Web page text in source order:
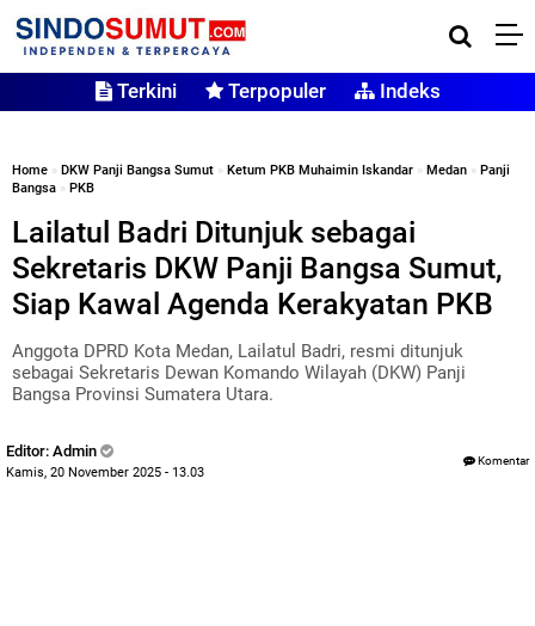
Terkini Terpopuler Indeks
Home » DKW Panji Bangsa Sumut » Ketum PKB Muhaimin Iskandar » Medan » Panji
Bangsa » PKB
Lailatul Badri Ditunjuk sebagai
Sekretaris DKW Panji Bangsa Sumut,
Siap Kawal Agenda Kerakyatan PKB
Anggota DPRD Kota Medan, Lailatul Badri, resmi ditunjuk
sebagai Sekretaris Dewan Komando Wilayah (DKW) Panji
Bangsa Provinsi Sumatera Utara.
Editor: Admin
Kamis, 20 November 2025 - 13.03
Komentar